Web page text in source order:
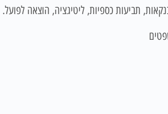
תביעות כספיות, ליטיגציה, הוצאה לפועל.